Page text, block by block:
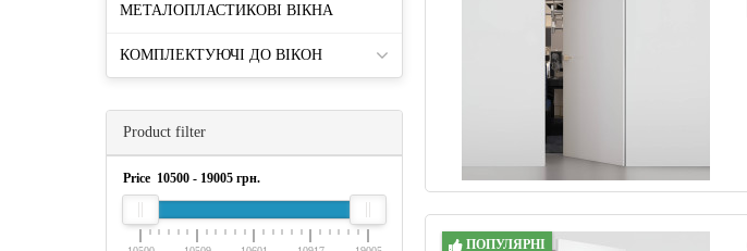
МЕТАЛОПЛАСТИКОВІ ВІКНА
КОМПЛЕКТУЮЧІ ДО ВІКОН
Product filter
Price 10500 - 19005 грн.
ПОПУЛЯРНІ